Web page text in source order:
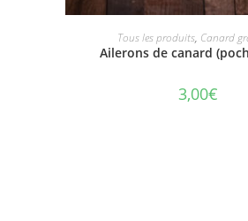
AJOUTER AU
Tous les produits, Canard
Ailerons de canard
3,00€